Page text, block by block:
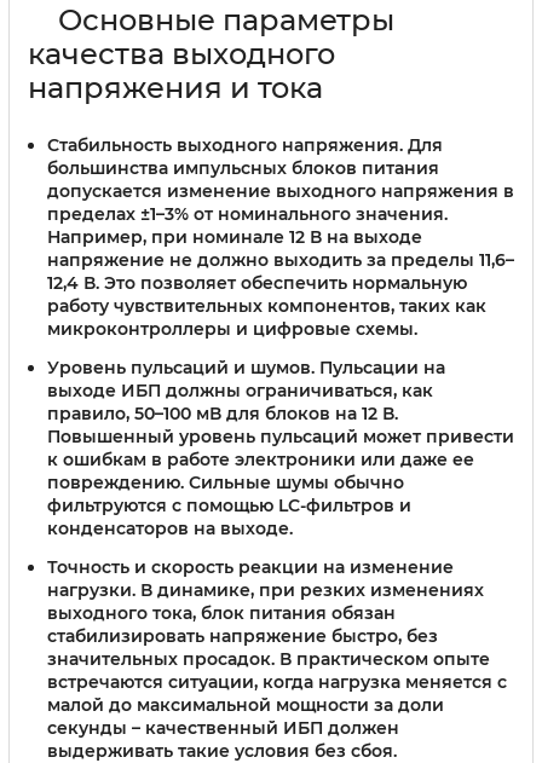
Основные параметры
качества выходного
напряжения и тока
Стабильность выходного напряжения. Для
большинства импульсных блоков питания
допускается изменение выходного напряжения в
пределах ±1–3% от номинального значения.
Например, при номинале 12 В на выходе
напряжение не должно выходить за пределы 11,6–
12,4 В. Это позволяет обеспечить нормальную
работу чувствительных компонентов, таких как
микроконтроллеры и цифровые схемы.
Уровень пульсаций и шумов. Пульсации на
выходе ИБП должны ограничиваться, как
правило, 50–100 мВ для блоков на 12 В.
Повышенный уровень пульсаций может привести
к ошибкам в работе электроники или даже ее
повреждению. Сильные шумы обычно
фильтруются с помощью LC-фильтров и
конденсаторов на выходе.
Точность и скорость реакции на изменение
нагрузки. В динамике, при резких изменениях
выходного тока, блок питания обязан
стабилизировать напряжение быстро, без
значительных просадок. В практическом опыте
встречаются ситуации, когда нагрузка меняется с
малой до максимальной мощности за доли
секунды – качественный ИБП должен
выдерживать такие условия без сбоя.